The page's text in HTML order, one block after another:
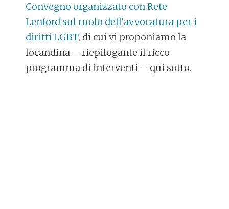
Convegno organizzato con Rete
Lenford sul ruolo dell’avvocatura per i
diritti LGBT, di cui vi proponiamo la
locandina – riepilogante il ricco
programma di interventi – qui sotto.